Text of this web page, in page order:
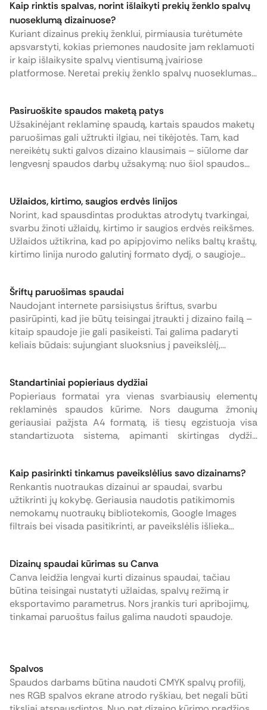
spaudos gaminius ir sustiprina jų estetinį
efektą, o spalvinti krašteliai tampa netikėtu
vizualiniu akcentu. Nors ne visas paslaugas šiuo
metu teikia,Flexprosiūlo kokybiškus UV
lakavimo ir folijavimo sprendimus, leidžiančius
klientams išnaudoti pridėtinės vertės galimybes
spaudos dizaino srityje.
Kaip rinktis spalvas, norint išlaikyti prekių ženklo spalvų
nuoseklumą dizainuose?
Kuriant dizainus prekių ženklui, pirmiausia turėtumėte
apsvarstyti, kokias priemones naudosite jam reklamuoti
ir kaip išlaikysite spalvų vientisumą įvairiose
platformose. Neretai prekių ženklo spalvų nuoseklumas
skirtingai. Taigi svarbu įsivertinti ar prekių ženklas bus
atvaizduojamas skaitmeninėje erdvėje ar spaudoje ir
pagal tai pasirinkti tinkamiausią spalvų režimą (RGB arba
CMYK).
Pasiruoškite spaudos maketą patys
Užsakinėjant reklaminę spaudą, kartais spaudos maketų
paruošimas gali užtrukti ilgiau, nei tikėjotės. Tam, kad
nereikėtų sukti galvos dizaino klausimais – siūlome dar
lengvesnį spaudos darbų užsakymą: nuo šiol spaudos
Užlaidos, kirtimo, saugios erdvės linijos
Norint, kad spausdintas produktas atrodytų tvarkingai,
svarbu žinoti užlaidų, kirtimo ir saugios erdvės reikšmes.
Užlaidos užtikrina, kad po apipjovimo neliks baltų kraštų,
kirtimo linija nurodo galutinį formato dydį, o saugioje
rekomenduojama paruošti pagal nurodytas gaires.
Šriftų paruošimas spaudai
Naudojant internete parsisiųstus šriftus, svarbu
pasirūpinti, kad jie būtų teisingai įtraukti į dizaino failą –
kitaip spaudoje jie gali pasikeisti. Tai galima padaryti
keliais būdais: sujungiant sluoksnius į paveikslėlį,
atrodys taip pat, kaip ekrane.
Standartiniai popieriaus dydžiai
Popieriaus formatai yra vienas svarbiausių elementų
reklaminės spaudos kūrime. Nors dauguma žmonių
geriausiai pažįsta A4 formatą, iš tiesų egzistuoja visa
standartizuota sistema, apimanti skirtingas dydžių
turėti tiesioginę įtaką tiek informacijos pateikimui, tiek
bendram produkto įspūdžiui.
Kaip pasirinkti tinkamus paveikslėlius savo dizainams?
Renkantis nuotraukas dizainui ar spaudai, svarbu
užtikrinti jų kokybę. Geriausia naudotis patikimomis
nemokamų nuotraukų bibliotekomis, Google Images
filtrais bei visada pasitikrinti, ar paveikslėlis išlieka
Dizainų spaudai kūrimas su Canva
Canva leidžia lengvai kurti dizainus spaudai, tačiau
būtina teisingai nustatyti užlaidas, spalvų režimą ir
eksportavimo parametrus. Nors įrankis turi apribojimų,
tinkamai paruoštus failus galima naudoti spaudoje.
Spalvos
Spaudos darbams būtina naudoti CMYK spalvų profilį,
nes RGB spalvos ekrane atrodo ryškiau, bet negali būti